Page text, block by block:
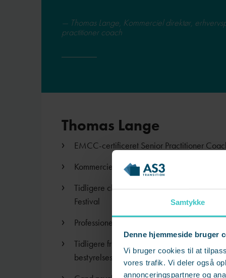
Samtykke
Denne hjemmeside bruger
Vi bruger cookies til at
vores trafik. Vi deler også
annonceringspartnere og
Thomas Lange, Kommerciel direktør,
practitioner coach
Thomas Lange
EMCC-certificeret Senior Practitioner
Kommerciel direktør og erhvervspsykolog
Tidligere chefkonsulent hos Ennova og
Festival
Professionelt bestyrelsesmedlem i Dansk
Tidligere frivillig rådgiver i en række
bestyrelsesformand i Psykologisk